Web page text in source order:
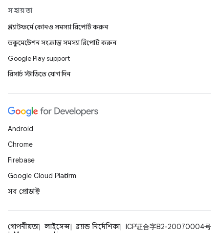
সহায়তা
প্ল্যাটফর্মে কোনও সমস্যা রিপোর্ট করুন
ডকুমেন্টেশন সংক্রান্ত সমস্যা রিপোর্ট করুন
Google Play support
রিসার্চ স্টাডিতে যোগ দিন
Android
Chrome
Firebase
Google Cloud Platform
সব প্রোডাক্ট
গোপনীয়তা লাইসেন্স ব্র্যান্ড নির্দেশিকা
ICP证合字B2-20070004号